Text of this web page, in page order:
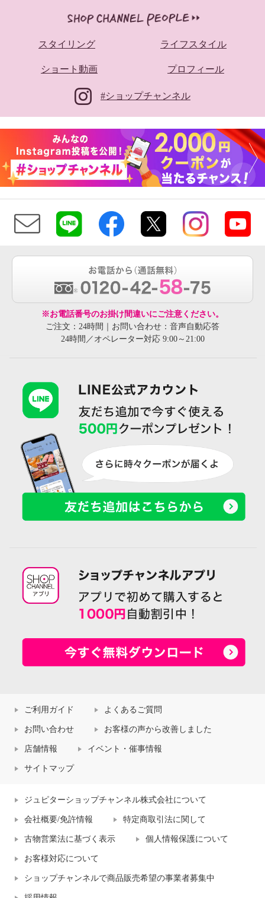
スタイリング ライフスタイル
ショート動画 プロフィール
#ショップチャンネル
※お電話番号のお掛け間違いにご注意ください。
ご注文：24時間｜お問い合わせ：音声自動応答
24時間／オペレーター対応 9:00～21:00
ご利用ガイド よくあるご質問
お問い合わせ お客様の声から改善しました
店舗情報 イベント・催事情報
サイトマップ
ジュピターショップチャンネル株式会社について
会社概要/免許情報 特定商取引法に関して
古物営業法に基づく表示 個人情報保護について
お客様対応について
ショップチャンネルで商品販売希望の事業者募集中